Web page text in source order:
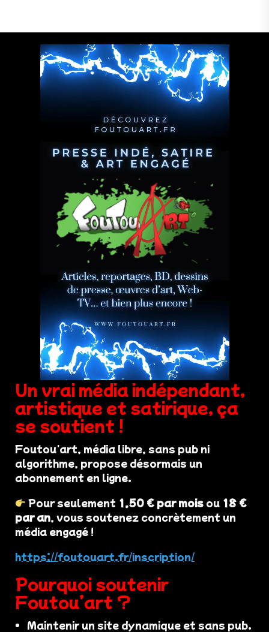
Un vrai média indépendant,
artistique et satirique, ça
se soutient !
Foutou'art, média libre, sans pub ni
algorithme, propose désormais un
abonnement en ligne.
Pour seulement 1,50 € par mois ou 18 €
par an, vous soutenez concrètement un
média engagé !
https://foutouart.fr/inscription/
Pourquoi soutenir
Foutou’art ?
Maintenir un site dynamique et sans pub.